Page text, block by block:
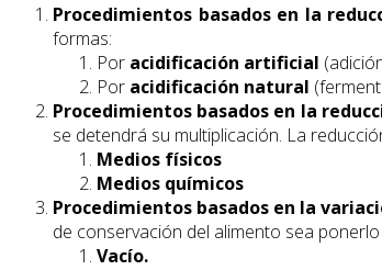
Procedimientos basados en la
formas:
Por acidificación artificial
Por acidificación natural
Procedimientos basados en la
se detendrá su multiplicación. La
Medios físicos
Medios químicos
Procedimientos basados en la
de conservación del alimento sea
Vacío.